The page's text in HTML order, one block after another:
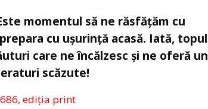
momentul să ne răsfățăm cu
cu ușurință acasă. Iată, topul
care ne încălzesc și ne oferă un
scăzute!
ediția print